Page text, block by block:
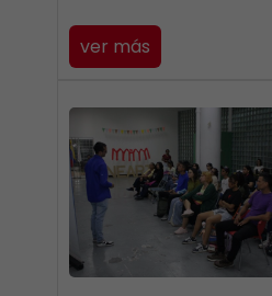
ver más